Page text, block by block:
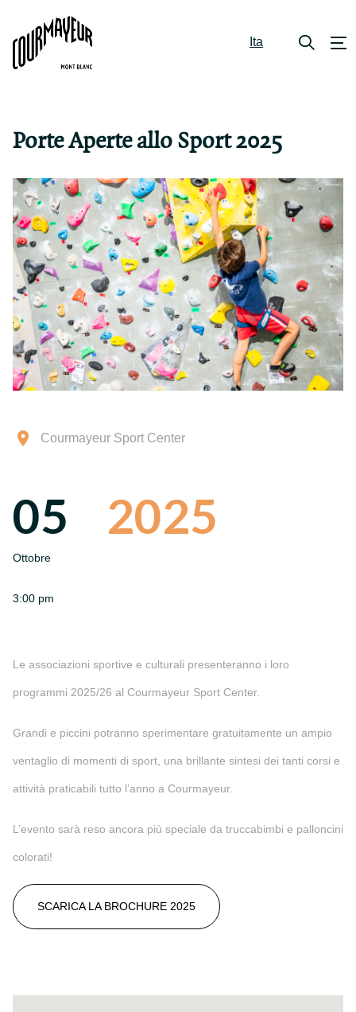
Ita
Porte Aperte allo Sport 2025
Courmayeur Sport Center
05
Ottobre
2025
3:00 pm
Le associazioni sportive e culturali presenteranno i loro
programmi 2025/26 al Courmayeur Sport Center.
Grandi e piccini potranno sperimentare gratuitamente un ampio
ventaglio di momenti di sport, una brillante sintesi dei tanti corsi e
attività praticabili tutto l’anno a Courmayeur.
L’evento sarà reso ancora più speciale da truccabimbi e palloncini
colorati!
SCARICA LA BROCHURE 2025